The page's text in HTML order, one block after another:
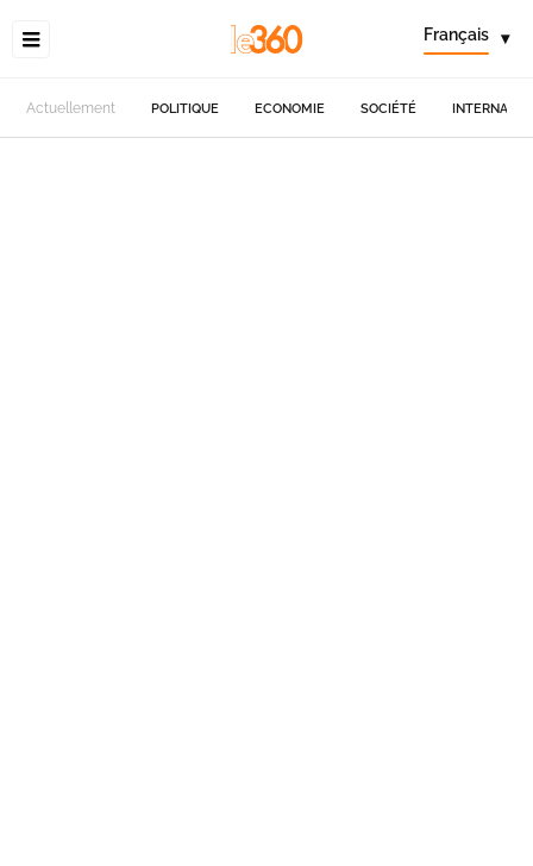
Français ▾
Actuellement POLITIQUE ECONOMIE SOCIÉTÉ